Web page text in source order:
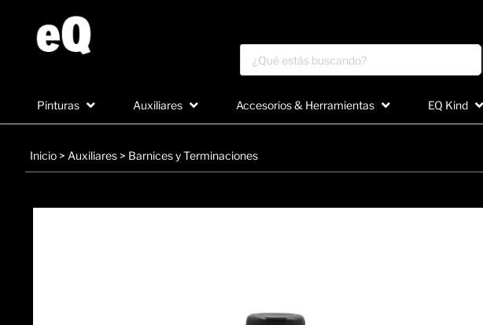
Pinturas Auxiliares Accesorios & Herramientas EQ Kind
Inicio > Auxiliares > Barnices y Terminaciones